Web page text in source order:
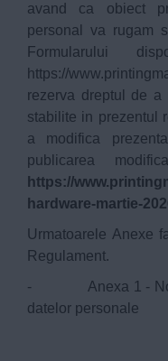
avand ca obiect
personal va rugam
Formularului
https://
rezerva dreptul de a
stabilite in prezentul
a modifica
publicarea
https://
hardware-martie-
Urmatoarele Anexe
Regulament.
- Anexa 1 - Nota
datelor personale